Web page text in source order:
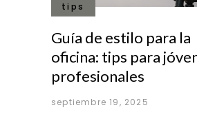
tips
Guía de estilo para la
oficina: tips para
profesionales
septiembre 19, 2025